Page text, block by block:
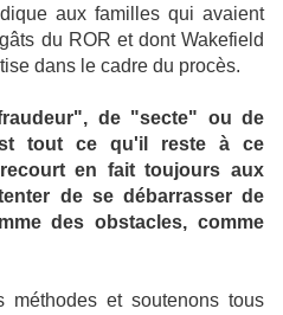
aux famillesqui avaient
du ROR et dont Wakefield
dans le cadre du procès.
de "secte" ou de
tout ce qu'il reste à ce
en fait toujours aux
de se débarrasser de
des obstacles, comme
méthodes et soutenons tous